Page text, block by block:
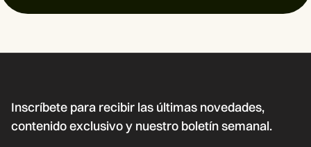
Inscríbete para recibir las últimas novedades,
contenido exclusivo y nuestro boletín semanal.